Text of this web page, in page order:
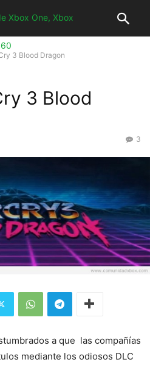
3 Blood Dragon
3 Blood
3
a que las compañías
mediante los odiosos DLC